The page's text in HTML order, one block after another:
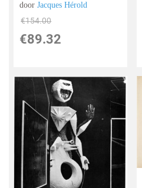
doorJacques Hérold
€154.00
€89.32